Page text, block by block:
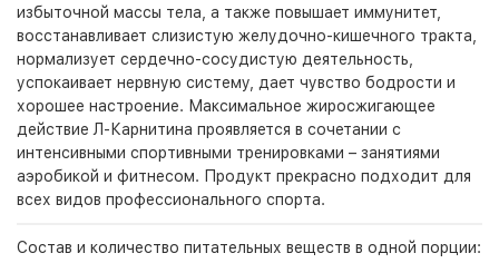
избыточной массы тела, а также повышает иммунитет,
восстанавливает слизистую желудочно-кишечного тракта,
нормализует сердечно-сосудистую деятельность,
успокаивает нервную систему, дает чувство бодрости и
хорошее настроение. Максимальное жиросжигающее
действие Л-Карнитина проявляется в сочетании с
интенсивными спортивными тренировками – занятиями
аэробикой и фитнесом. Продукт прекрасно подходит для
всех видов профессионального спорта.
Состав и количество питательных веществ в одной порции: